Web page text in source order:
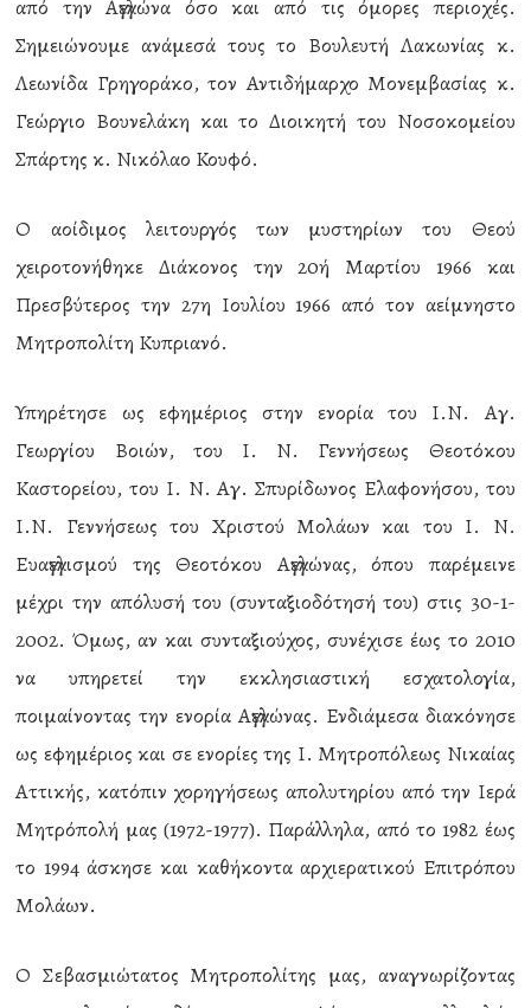
από την Αγγελώνα όσο και από τις όμορες περιοχές.
Σημειώνουμε ανάμεσά τους το Βουλευτή Λακωνίας κ.
Λεωνίδα Γρηγοράκο, τον Αντιδήμαρχο Μονεμβασίας κ.
Γεώργιο Βουνελάκη και το Διοικητή του Νοσοκομείου
Σπάρτης κ. Νικόλαο Κουφό.
Ο αοίδιμος λειτουργός των μυστηρίων του Θεού
χειροτονήθηκε Διάκονος την 20ή Μαρτίου 1966 και
Πρεσβύτερος την 27η Ιουλίου 1966 από τον αείμνηστο
Μητροπολίτη Κυπριανό.
Υπηρέτησε ως εφημέριος στην ενορία του Ι.Ν. Αγ.
Γεωργίου Βοιών, του Ι. Ν. Γεννήσεως Θεοτόκου
Καστορείου, του Ι. Ν. Αγ. Σπυρίδωνος Ελαφονήσου, του
Ι.Ν. Γεννήσεως του Χριστού Μολάων και του Ι. Ν.
Ευαγγελισμού της Θεοτόκου Αγγελώνας, όπου παρέμεινε
μέχρι την απόλυσή του (συνταξιοδότησή του) στις 30-1-
2002. Όμως, αν και συνταξιούχος, συνέχισε έως το 2010
να υπηρετεί την εκκλησιαστική εσχατολογία,
ποιμαίνοντας την ενορία Αγγελώνας. Ενδιάμεσα διακόνησε
ως εφημέριος και σε ενορίες της Ι. Μητροπόλεως Νικαίας
Αττικής, κατόπιν χορηγήσεως απολυτηρίου από την Ιερά
Μητρόπολή μας (1972-1977). Παράλληλα, από το 1982 έως
το 1994 άσκησε και καθήκοντα αρχιερατικού Επιτρόπου
Μολάων.
Ο Σεβασμιώτατος Μητροπολίτης μας, αναγνωρίζοντας